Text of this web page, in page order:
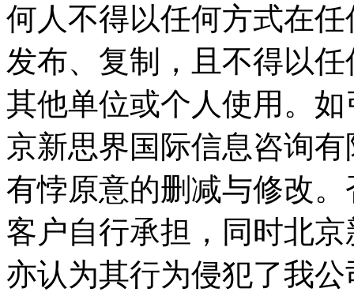
何人不得以任何方式在
发布、复制，且不得以
其他单位或个人使用。
京新思界国际信息咨询
有悖原意的删减与修改
客户自行承担，同时北
亦认为其行为侵犯了我